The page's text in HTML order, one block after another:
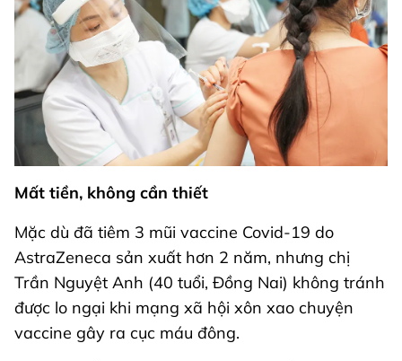
Mất tiền, không cần thiết
Mặc dù đã tiêm 3 mũi vaccine Covid-19 do
AstraZeneca sản xuất hơn 2 năm, nhưng chị
Trần Nguyệt Anh (40 tuổi, Đồng Nai) không tránh
được lo ngại khi mạng xã hội xôn xao chuyện
vaccine gây ra cục máu đông.